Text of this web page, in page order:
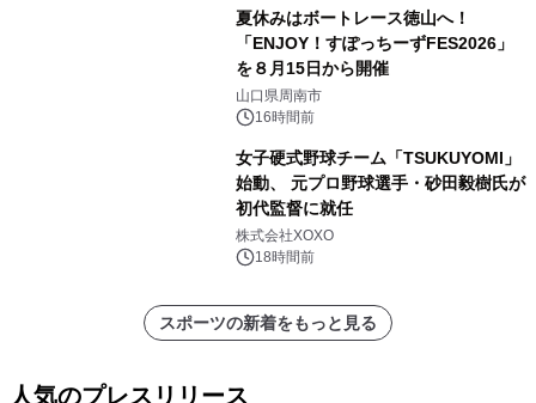
夏休みはボートレース徳山へ！
「ENJOY！すぽっちーずFES2026」
を８月15日から開催
山口県周南市
16時間前
女子硬式野球チーム「TSUKUYOMI」
始動、 元プロ野球選手・砂田毅樹氏が
初代監督に就任
株式会社XOXO
18時間前
スポーツの新着をもっと見る
人気のプレスリリース